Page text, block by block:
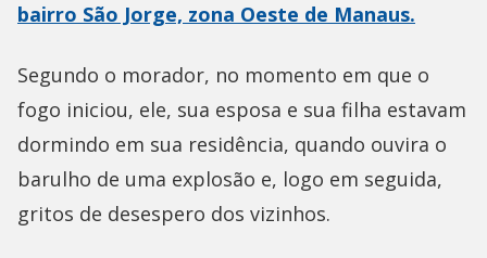
bairro São Jorge, zona Oeste de Manaus.
Segundo o morador, no momento em que o
fogo iniciou, ele, sua esposa e sua filha estavam
dormindo em sua residência, quando ouvira o
barulho de uma explosão e, logo em seguida,
gritos de desespero dos vizinhos.